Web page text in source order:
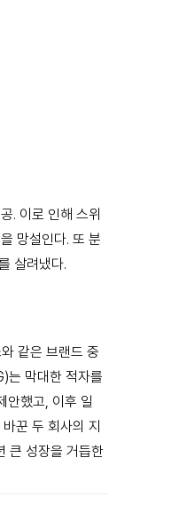
. 이로 인해 스위
망설인다. 또 분
살려냈다.
같은 브랜드 중
는 막대한 적자를
안했고, 이후 일
꾼 두 회사의 지
큰 성장을 거듭한